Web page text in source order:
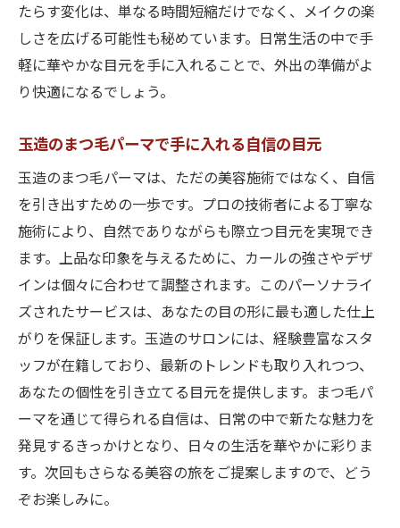
たらす変化は、単なる時間短縮だけでなく、メイクの楽
しさを広げる可能性も秘めています。日常生活の中で手
軽に華やかな目元を手に入れることで、外出の準備がよ
り快適になるでしょう。
玉造のまつ毛パーマで手に入れる自信の目元
玉造のまつ毛パーマは、ただの美容施術ではなく、自信
を引き出すための一歩です。プロの技術者による丁寧な
施術により、自然でありながらも際立つ目元を実現でき
ます。上品な印象を与えるために、カールの強さやデザ
インは個々に合わせて調整されます。このパーソナライ
ズされたサービスは、あなたの目の形に最も適した仕上
がりを保証します。玉造のサロンには、経験豊富なスタ
ッフが在籍しており、最新のトレンドも取り入れつつ、
あなたの個性を引き立てる目元を提供します。まつ毛パ
ーマを通じて得られる自信は、日常の中で新たな魅力を
発見するきっかけとなり、日々の生活を華やかに彩りま
す。次回もさらなる美容の旅をご提案しますので、どう
ぞお楽しみに。